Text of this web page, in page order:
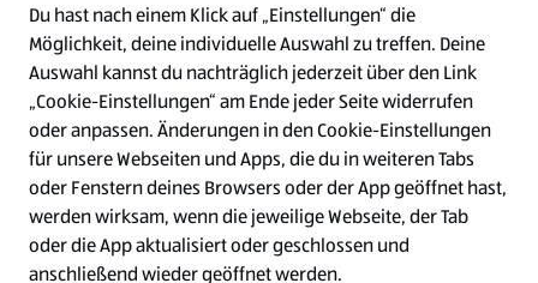
W
i
r
d
a
u
f
W
i
r
d
a
u
f
W
i
r
d
a
u
f
W
i
r
d
a
Cookie - Liste
Datenschutz
Du hast nach einem Klick auf „Einstellungen“ die
Möglichkeit, deine individuelle Auswahl zu treffen. Deine
Auswahl kannst du nachträglich jederzeit über den Link
„Cookie-Einstellungen“ am Ende jeder Seite widerrufen
oder anpassen. Änderungen in den Cookie-Einstellungen
für unsere Webseiten und Apps, die du in weiteren Tabs
oder Fenstern deines Browsers oder der App geöffnet hast,
werden wirksam, wenn die jeweilige Webseite, der Tab
oder die App aktualisiert oder geschlossen und
anschließend wieder geöffnet werden.